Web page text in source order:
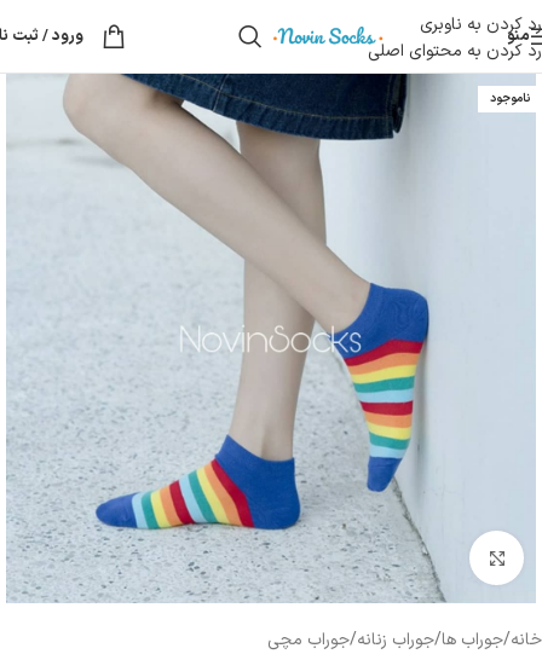
رد کردن به ناوبری
رد کردن به محتوای اصلی
منو ورود / ثبت
ناموجود
بزرگنمایی تصویر
خانه/جوراب ها/جوراب زنانه/جوراب مچی